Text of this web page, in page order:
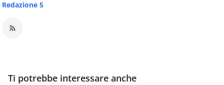
Redazione 5
Ti potrebbe interessare anche